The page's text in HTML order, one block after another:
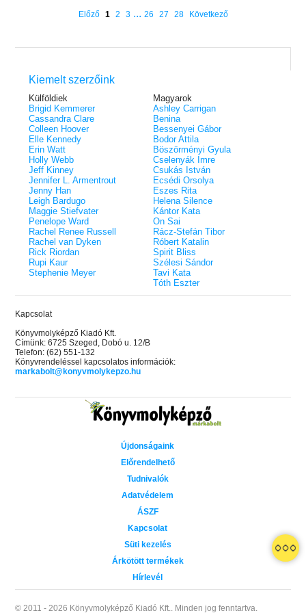
Rebel (A Renegátok 3.)
udvara 5.)
Különleges éldekorált kiadás! -
Javított kiadás
Előző 1 2 3 ... 26 27 28 Következő
Kiemelt szerzőink
Külföldiek
Brigid Kemmerer
Cassandra Clare
Colleen Hoover
Elle Kennedy
Erin Watt
Holly Webb
Jeff Kinney
Jennifer L. Armentrout
Jenny Han
Leigh Bardugo
Maggie Stiefvater
Penelope Ward
Rachel Renee Russell
Rachel van Dyken
Rick Riordan
Rupi Kaur
Stephenie Meyer
Magyarok
Ashley Carrigan
Benina
Bessenyei Gábor
Bodor Attila
Böszörményi Gyula
Cselenyák Imre
Csukás István
Ecsédi Orsolya
Eszes Rita
Helena Silence
Kántor Kata
On Sai
Rácz-Stefán Tibor
Róbert Katalin
Spirit Bliss
Szélesi Sándor
Tavi Kata
Tóth Eszter
Kapcsolat
Könyvmolyképző Kiadó Kft.
Címünk: 6725 Szeged, Dobó u. 12/B
Telefon: (62) 551-132
Könyvrendeléssel kapcsolatos információk:
markabolt@konyvmolykepzo.hu
Újdonságaink
Előrendelhető
Tudnivalók
Adatvédelem
ÁSZF
Kapcsolat
Süti kezelés
Árkötött termékek
Hírlevél
© 2011 - 2026 Könyvmolyképző Kiadó Kft.. Minden jog fenntartva.